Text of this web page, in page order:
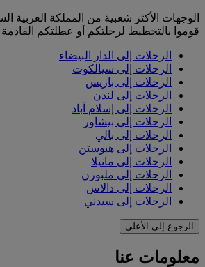
الوجهات الأكثر شعبية من المملكة العربية
قوموا بالتخطيط لرحلتكم أو عطلتكم
الرحلات إلى الدار البيضاء
الرحلات إلى سيالكوت
الرحلات إلى باريس
الرحلات إلى لندن
الرحلات إلى إسلام آباد
الرحلات إلى بيشاور
الرحلات إلى بالي
الرحلات إلى هيوستن
الرحلات إلى مانيلا
الرحلات إلى ملبورن
الرحلات إلى دالاس
الرحلات إلى سيدني
الرجوع إلى الأعلى
معلومات عنا